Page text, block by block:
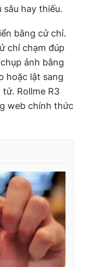
hay thiếu.
bằng cử chỉ.
chỉ chạm đúp
ảnh bằng
hoặc lật sang
Rollme R3
web chính thức